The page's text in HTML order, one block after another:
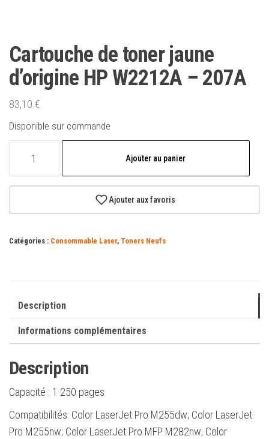
Cartouche de toner jaune
d’origine HP W2212A – 207A
83,10 €
Disponible sur commande
toner
d'origine
Ajouter au panier
Ajouter aux favoris
Catégories : Consommable Laser, Toners Neufs
Description
Informations complémentaires
Description
Capacité : 1 250 pages
Compatibilités: Color LaserJet Pro M255dw; Color LaserJet
Pro M255nw; Color LaserJet Pro MFP M282nw; Color